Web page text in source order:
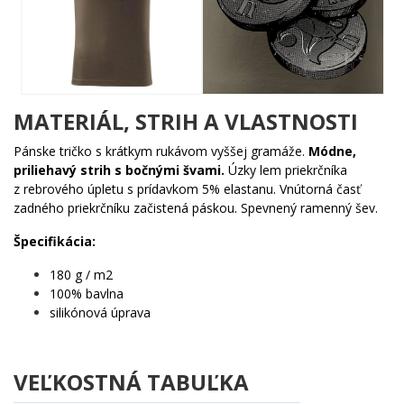
vintage rytiny dodáva celému dizajnu nadčasovú eleganciu a
nostalgický šmrnc, ktorý nepotrebuje farby, aby zaujal.
Komu urobí radosť?
🌟 Každému, kto v roku 1965 prišiel na svet a vie, čo
znamenalo mať pri sebe drobné
🔥 Milovníkom histórie a československých reálií, ktorým
tečie nostalgia žilami
💡 Tomu, kto hľadá darček s príbehom – nie len ďalšiu
zbytočnosť
🎯 Šesťdesiatnikovi s humorom, ktorý sa vie zasmiať aj
sám na sebe
Drobné z minulosti, radosť v prítomnosti. Neváhaj – takýto motív
sa rodí len raz za šesťdesiat rokov! 💪
MATERIÁL, STRIH A VLASTNOSTI
Pánske tričko s krátkym rukávom vyššej gramáže. Módne,
priliehavý strih s bočnými švami. Úzky lem priekrčníka
z rebrového úpletu s prídavkom 5% elastanu. Vnútorná časť
zadného priekrčníku začistená páskou. Spevnený ramenný šev.
Špecifikácia:
180 g / m2
100% bavlna
silikónová úprava
VEĽKOSTNÁ TABUĽKA